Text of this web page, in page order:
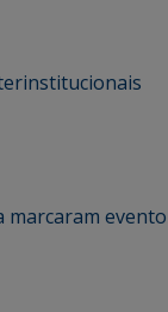
marcaram evento